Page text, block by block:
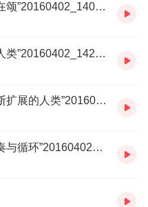
73 第九章-情感的交响乐-6-“存在颂”20160402_140901
74 第九章-情感的交响乐-7-“超人类”20160402_142105
75 第九章-情感的交响乐-8-“不断扩展的人类”20160402_142528
76 第九章-情感的交响乐-9-“节奏与循环”20160402_144220